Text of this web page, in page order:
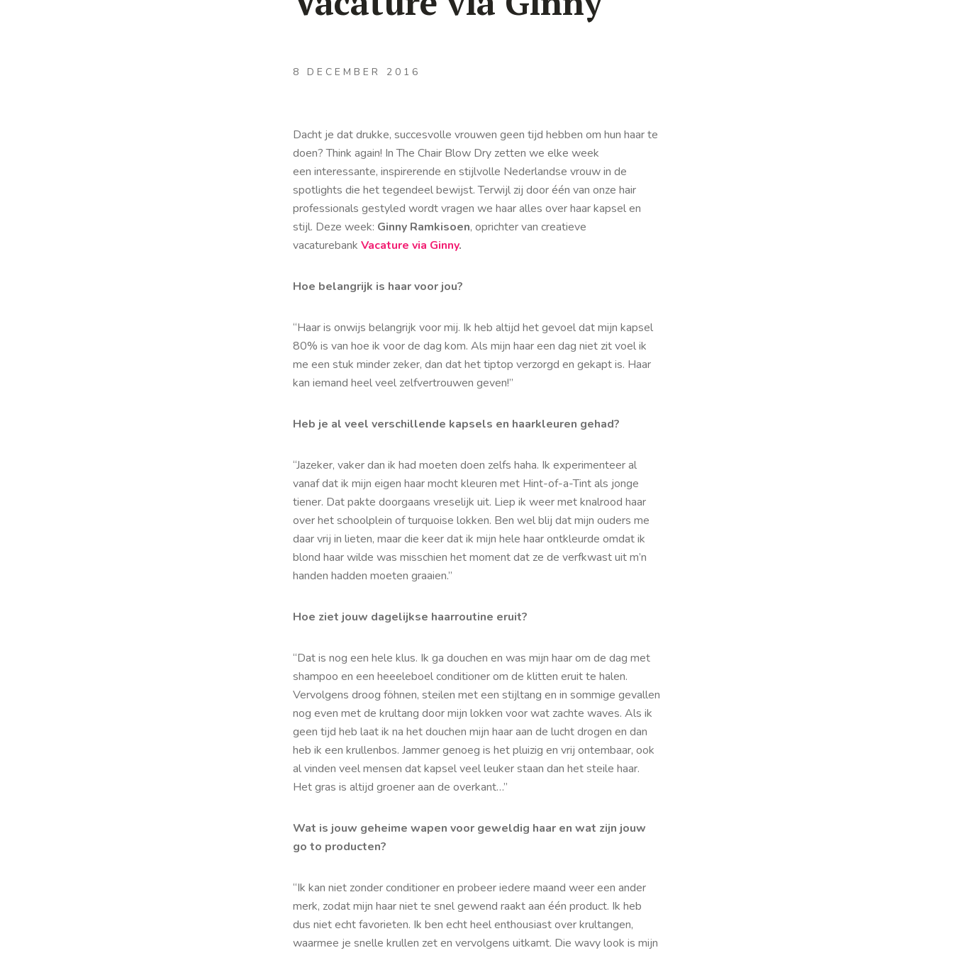
8 DECEMBER 2016
Dacht je dat drukke, succesvolle vrouwen geen tijd hebben om hun haar te
doen? Think again! In The Chair Blow Dry zetten we elke week
een interessante, inspirerende en stijlvolle Nederlandse vrouw in de
spotlights die het tegendeel bewijst. Terwijl zij door één van onze hair
professionals gestyled wordt vragen we haar alles over haar kapsel en
stijl. Deze week: Ginny Ramkisoen, oprichter van creatieve
vacaturebank Vacature via Ginny.
Hoe belangrijk is haar voor jou?
“Haar is onwijs belangrijk voor mij. Ik heb altijd het gevoel dat mijn kapsel
80% is van hoe ik voor de dag kom. Als mijn haar een dag niet zit voel ik
me een stuk minder zeker, dan dat het tiptop verzorgd en gekapt is. Haar
kan iemand heel veel zelfvertrouwen geven!”
Heb je al veel verschillende kapsels en haarkleuren gehad?
“Jazeker, vaker dan ik had moeten doen zelfs haha. Ik experimenteer al
vanaf dat ik mijn eigen haar mocht kleuren met Hint-of-a-Tint als jonge
tiener. Dat pakte doorgaans vreselijk uit. Liep ik weer met knalrood haar
over het schoolplein of turquoise lokken. Ben wel blij dat mijn ouders me
daar vrij in lieten, maar die keer dat ik mijn hele haar ontkleurde omdat ik
blond haar wilde was misschien het moment dat ze de verfkwast uit m’n
handen hadden moeten graaien.”
Hoe ziet jouw dagelijkse haarroutine eruit?
“Dat is nog een hele klus. Ik ga douchen en was mijn haar om de dag met
shampoo en een heeeleboel conditioner om de klitten eruit te halen.
Vervolgens droog föhnen, steilen met een stijltang en in sommige gevallen
nog even met de krultang door mijn lokken voor wat zachte waves. Als ik
geen tijd heb laat ik na het douchen mijn haar aan de lucht drogen en dan
heb ik een krullenbos. Jammer genoeg is het pluizig en vrij ontembaar, ook
al vinden veel mensen dat kapsel veel leuker staan dan het steile haar.
Het gras is altijd groener aan de overkant…”
Wat is jouw geheime wapen voor geweldig haar en wat zijn jouw
go to producten?
“Ik kan niet zonder conditioner en probeer iedere maand weer een ander
merk, zodat mijn haar niet te snel gewend raakt aan één product. Ik heb
dus niet echt favorieten. Ik ben echt heel enthousiast over krultangen,
waarmee je snelle krullen zet en vervolgens uitkamt. Die wavy look is mijn